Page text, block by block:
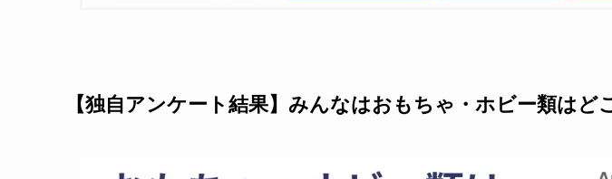
【独自アンケート結果】みんなはおもちゃ・ホビー類はど